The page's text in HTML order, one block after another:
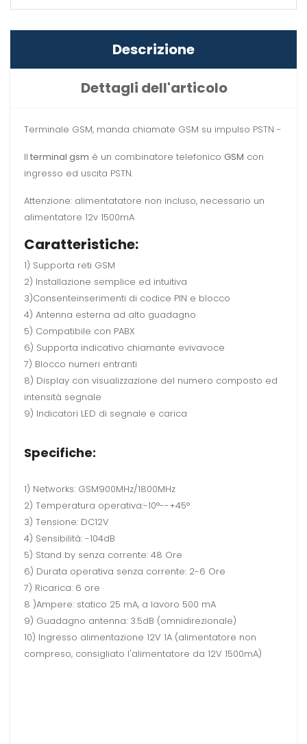
Descrizione
Dettagli dell'articolo
Terminale GSM, manda chiamate GSM su impulso PSTN -
Il terminal gsm è un combinatore telefonico GSM con
ingresso ed uscita PSTN.
Attenzione: alimentatatore non incluso, necessario un
alimentatore 12v 1500mA
Caratteristiche:
1) Supporta reti GSM
2) Installazione semplice ed intuitiva
3)Consenteinserimenti di codice PIN e blocco
4) Antenna esterna ad alto guadagno
5) Compatibile con PABX
6) Supporta indicativo chiamante evivavoce
7) Blocco numeri entranti
8) Display con visualizzazione del numero composto ed
intensità segnale
9) Indicatori LED di segnale e carica
Specifiche:
1) Networks: GSM900MHz/1800MHz
2) Temperatura operativa:-10°--+45°
3) Tensione: DC12V
4) Sensibilità: -104dB
5) Stand by senza corrente: 48 Ore
6) Durata operativa senza corrente: 2-6 Ore
7) Ricarica: 6 ore
8 )Ampere: statico 25 mA, a lavoro 500 mA
9) Guadagno antenna: 3.5dB (omnidirezionale)
10) Ingresso alimentazione 12V 1A (alimentatore non
compreso, consigliato l'alimentatore da 12V 1500mA)